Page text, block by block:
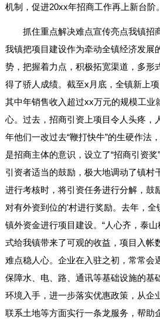
机制，促进20xx年招商工作再上新台阶。
抓住重点解决难点宣传亮点我镇招
我镇把项目建设作为牵动全镇经济发展
势，把握着力点，积极拓宽渠道，多形
得了骄人成绩。截至x月底，全镇新上
其中年销售收入超过xx万元的规模工业
心。过去，招商引资上项目令人头疼，
年他们一改过去“鞭打快牛”的生硬作法
是招商主体的意识，设立了“招商引资
引资者适当的鼓励，极大地调动了镇村
进行考核时，将引资任务进行分解，鼓
对有外资到位的'村进行奖励。去年，
镇外资金进行项目建设。“人心齐，泰山
式给我镇带来了可观的收益，项目入帐
难点稳人心。企业在入驻之初，常常会
保障水、电、路、通讯等基础设施的基
环境入手，进一步落实优惠政策，从企
联系土地等方面实行一条龙服务，帮助